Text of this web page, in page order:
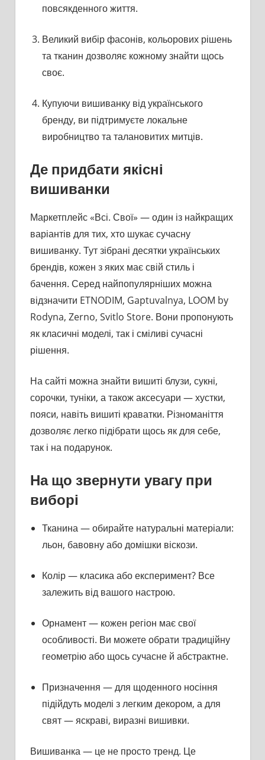
повсякденного життя.
Великий вибір фасонів, кольорових рішень
та тканин дозволяє кожному знайти щось
своє.
Купуючи вишиванку від українського
бренду, ви підтримуєте локальне
виробництво та талановитих митців.
Де придбати якісні
вишиванки
Маркетплейс «Всі. Свої» — один із найкращих
варіантів для тих, хто шукає сучасну
вишиванку. Тут зібрані десятки українських
брендів, кожен з яких має свій стиль і
бачення. Серед найпопулярніших можна
відзначити ETNODIM, Gaptuvalnya, LOOM by
Rodyna, Zerno, Svitlo Store. Вони пропонують
як класичні моделі, так і сміливі сучасні
рішення.
На сайті можна знайти вишиті блузи, сукні,
сорочки, туніки, а також аксесуари — хустки,
пояси, навіть вишиті краватки. Різноманіття
дозволяє легко підібрати щось як для себе,
так і на подарунок.
На що звернути увагу при
виборі
Тканина — обирайте натуральні матеріали:
льон, бавовну або домішки віскози.
Колір — класика або експеримент? Все
залежить від вашого настрою.
Орнамент — кожен регіон має свої
особливості. Ви можете обрати традиційну
геометрію або щось сучасне й абстрактне.
Призначення — для щоденного носіння
підійдуть моделі з легким декором, а для
свят — яскраві, виразні вишивки.
Вишиванка — це не просто тренд. Це